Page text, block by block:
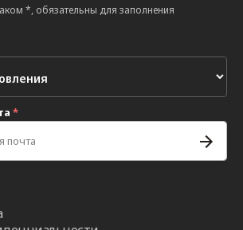
*, обязательны для заполнения
*